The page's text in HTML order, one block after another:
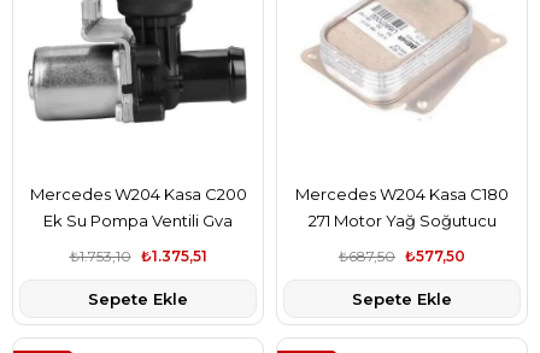
Mercedes W204 Kasa C200
Ek Su Pompa Ventili Gva
Marka A2712030164
₺1.375,51
₺1.753,10
Sepete Ekle
Mercedes W204 Kasa C180
271 Motor Yağ Soğutucu
Radyatörü Bsg Marka
₺577,50
₺687,50
Sepete Ekle